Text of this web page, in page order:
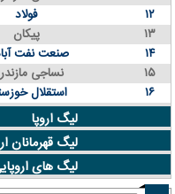
۱۲
فولاد
۱۳
پیکان
۱۴
صنعت نفت
۱۵
نساجی
۱۶
استقلال
لیگ اروپا
لیگ قهرمانان
لیگ های